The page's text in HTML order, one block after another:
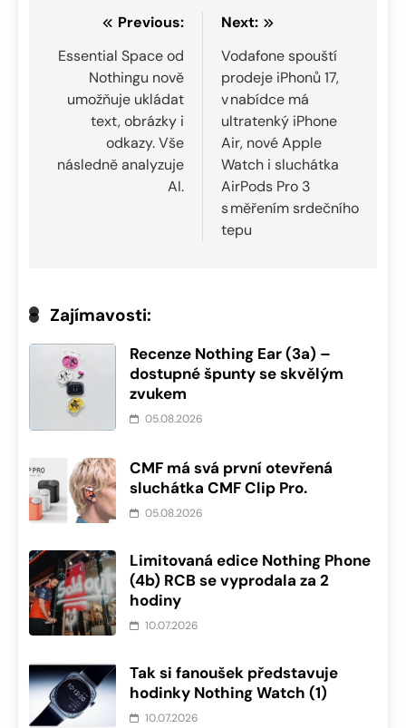
Navigace
pro
příspěvek
Previous:
Essential Space od
Nothingu nově
umožňuje ukládat
text, obrázky i
odkazy. Vše
následně analyzuje
AI.
Next:
Vodafone spouští
prodeje iPhonů 17,
v nabídce má
ultratenký iPhone
Air, nové Apple
Watch i sluchátka
AirPods Pro 3
s měřením srdečního
tepu
Zajímavosti:
Recenze Nothing Ear (3a) –
dostupné špunty se skvělým
zvukem
05.08.2026
CMF má svá první otevřená
sluchátka CMF Clip Pro.
05.08.2026
Limitovaná edice Nothing Phone
(4b) RCB se vyprodala za 2
hodiny
10.07.2026
Tak si fanoušek představuje
hodinky Nothing Watch (1)
10.07.2026